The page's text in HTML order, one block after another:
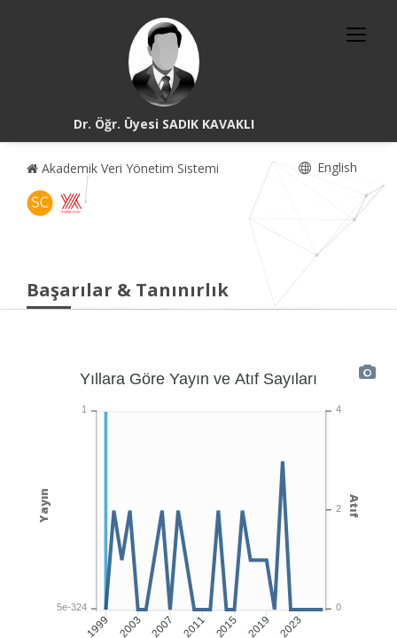
Dr. Öğr. Üyesi SADIK KAVAKLI
Akademik Veri Yönetim Sistemi English
Başarılar & Tanınırlık
1999 2003 2007 2011 2015 2019 2023
Yıllara Göre Yayın ve Atıf Sayıları
4
2
0
Atıf
1
5e-324
Yayın